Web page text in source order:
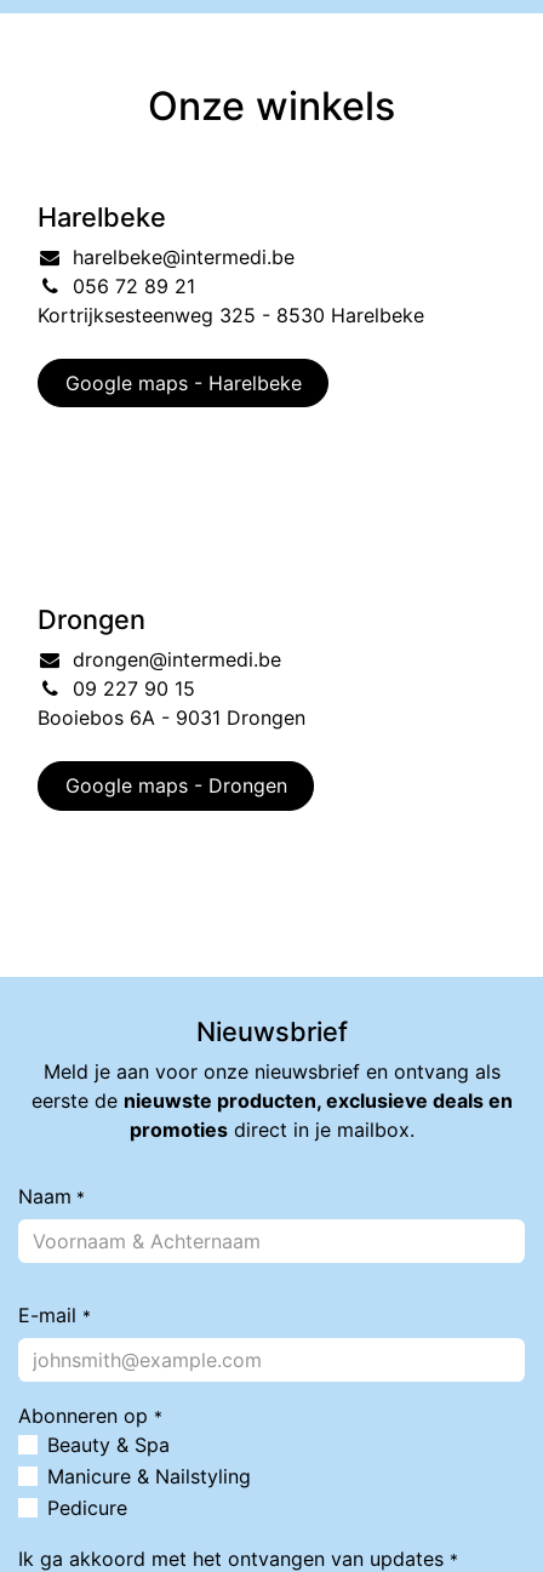
Onze winkels
Harelbeke
harelbeke@intermedi.be
056 72 89 21
Kortrijksesteenweg 325 - 8530 Harelbeke
Google maps - Harelbeke
Drongen
drongen@intermedi.be
09 227 90 15
Booiebos 6A - 9031 Drongen
Google maps - Drongen
Nieuwsbrief
Meld je aan voor onze nieuwsbrief en ontvang als
eerste de nieuwste producten, exclusieve deals en
promotiesdirect in je mailbox.
Naam *
E-mail *
Abonneren op *
Beauty & Spa
Manicure & Nailstyling
Pedicure
Ik ga akkoord met het ontvangen van updates *